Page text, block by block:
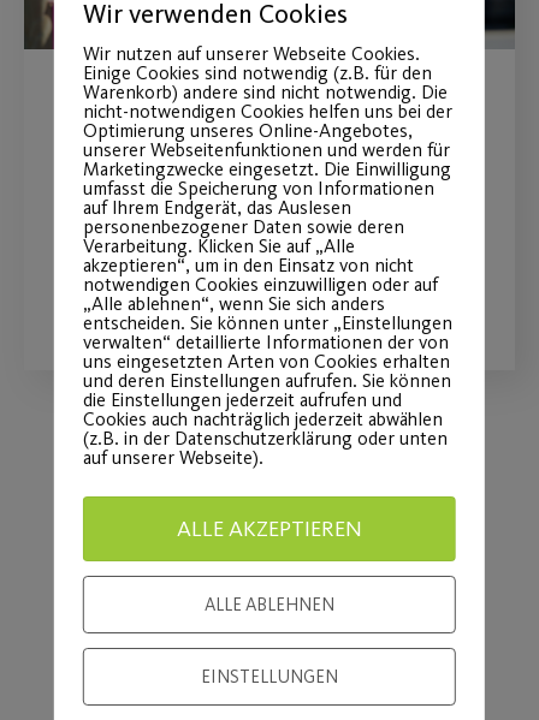
Ausgezeichnet: You´ve got
to move it
Angebot für Kinder mit Übergewicht
WEITERLESEN
Load More
Wir verwenden Cookies
Wir nutzen auf unserer Webseite Cookies.
Einige Cookies sind notwendig (z.B. für den
Warenkorb) andere sind nicht notwendig. Die
nicht-notwendigen Cookies helfen uns bei der
Optimierung unseres Online-Angebotes,
unserer Webseitenfunktionen und werden für
Marketingzwecke eingesetzt. Die Einwilligung
umfasst die Speicherung von Informationen
auf Ihrem Endgerät, das Auslesen
personenbezogener Daten sowie deren
Verarbeitung. Klicken Sie auf „Alle
akzeptieren“, um in den Einsatz von nicht
notwendigen Cookies einzuwilligen oder auf
„Alle ablehnen“, wenn Sie sich anders
entscheiden. Sie können unter „Einstellungen
verwalten“ detaillierte Informationen der von
uns eingesetzten Arten von Cookies erhalten
und deren Einstellungen aufrufen. Sie können
die Einstellungen jederzeit aufrufen und
Cookies auch nachträglich jederzeit abwählen
(z.B. in der Datenschutzerklärung oder unten
auf unserer Webseite).
ALLE AKZEPTIEREN
ALLE ABLEHNEN
EINSTELLUNGEN